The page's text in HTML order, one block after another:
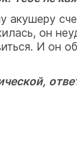
он
И он